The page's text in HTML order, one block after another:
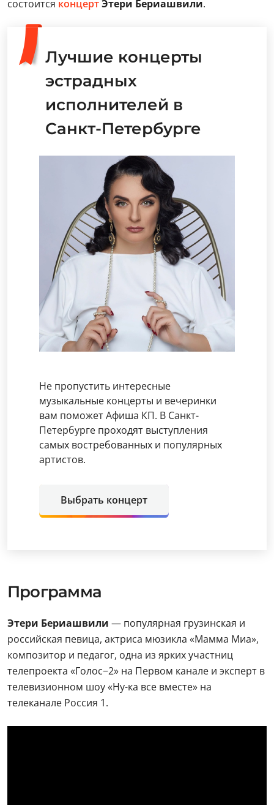
состоится концертЭтери Бериашвили.
Лучшие концерты
эстрадных
исполнителей в
Санкт-Петербурге
Не пропустить интересные
музыкальные концерты и вечеринки
вам поможет Афиша КП. В Санкт-
Петербурге проходят выступления
самых востребованных и популярных
артистов.
Выбрать концерт
Программа
Этери Бериашвили — популярная грузинская и
российская певица, актриса мюзикла «Мамма Миа»,
композитор и педагог, одна из ярких участниц
телепроекта «Голос−2» на Первом канале и эксперт в
телевизионном шоу «Ну-ка все вместе» на
телеканале Россия 1.